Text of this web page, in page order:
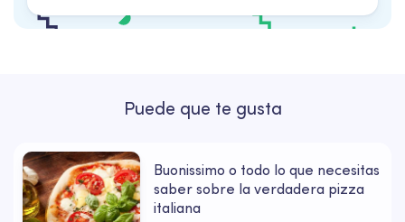
Puede que te gusta
Buonissimo o todo lo que necesitas
saber sobre la verdadera pizza
italiana